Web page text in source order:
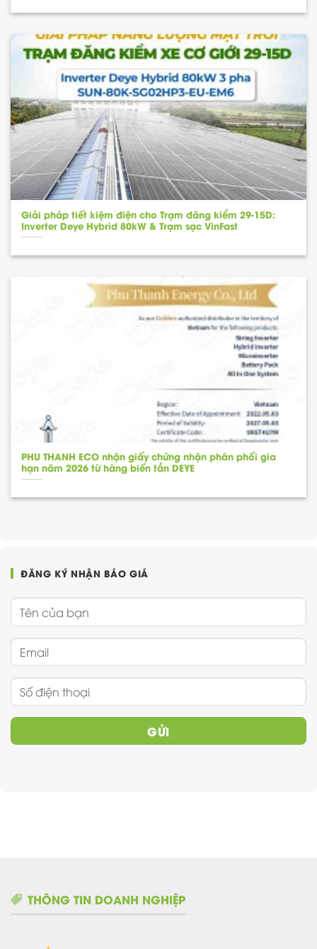
Giải pháp tiết kiệm điện cho Trạm đăng kiểm 29-15D:
Inverter Deye Hybrid 80kW & Trạm sạc VinFast
PHU THANH ECO nhận giấy chứng nhận phân phối gia
hạn năm 2026 từ hãng biến tần DEYE
ĐĂNG KÝ NHẬN BÁO GIÁ
THÔNG TIN DOANH NGHIỆP